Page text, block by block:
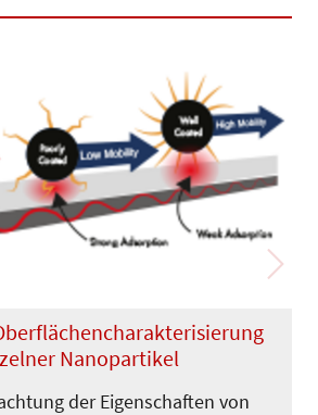
Nanopartikel
der Eigenschaften von
Next